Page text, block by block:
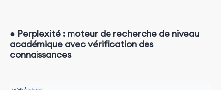
● Perplexité : moteur de recherche de niveau
académique avec vérification des
connaissances